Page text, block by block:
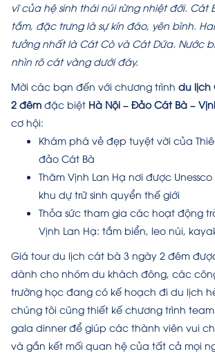
vĩ của hệ sinh thái núi rừng nhiệt đới. Cát
tắm, đặc trưng là sự kín đáo, yên bình.
tưởng nhất là Cát Cò và Cát Dứa. Nước
nhìn rõ cát vàng dưới đáy.
Mời các bạn đến với chương trình du lịch
2 đêm đặc biệt Hà Nội – Đảo Cát Bà –
cơ hội:
Khám phá vẻ đẹp tuyệt vời của
đảo Cát Bà
Thăm Vịnh Lan Hạ nơi được
khu dự trữ sinh quyển thế giới
Thỏa sức tham gia các hoạt động
Vịnh Lan Hạ: tắm biển, leo núi,
Giá tour du lịch cát bà 3 ngày 2 đêm
dành cho nhóm du khách đông, các
trường học đang có kế hoạch đi du lịch
chúng tôi cũng thiết kế chương trình
gala dinner để giúp các thành viên vui
và gắn kết mối quan hệ của tất cả mọi